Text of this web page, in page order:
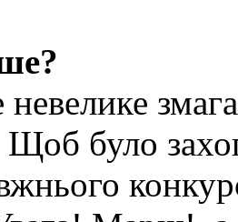
Щоб було